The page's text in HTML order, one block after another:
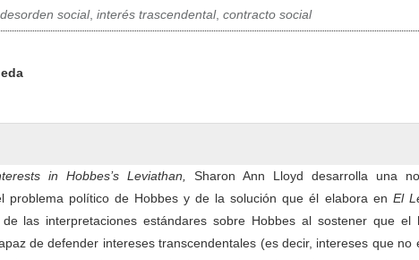
desorden social, interés trascendental, contracto social
in Hobbes’s Leviathan, Sharon Ann Lloyd desarrolla una
problema político de Hobbes y de la solución que él elabora en El
las interpretaciones estándares sobre Hobbes al sostener que el
de defender intereses transcendentales (es decir, intereses que no